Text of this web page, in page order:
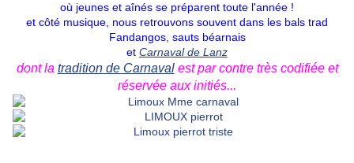
où jeunes et aînés se préparent toute l'année !
et côté musique, nous retrouvons souvent dans les bals trad
Fandangos, sauts béarnais
et Carnaval de Lanz
dont la tradition de Carnavalest par contre très codifiée et
réservée aux initiés...